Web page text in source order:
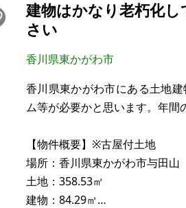
建物はかなり老朽化
さい
香川県東かがわ市
香川県東かがわ市にある土地
ム等が必要かと思います。年間
【物件概要】※古屋付土地
場所：香川県東かがわ市与田山
土地：358.53㎡
建物：84.29㎡